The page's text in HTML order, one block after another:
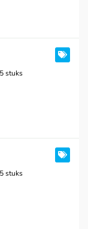
stuks
stuks